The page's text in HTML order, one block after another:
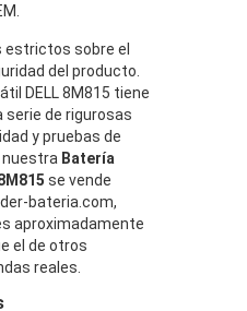
sobre el
del producto.
DELL 8M815 tiene
serie de rigurosas
y pruebas de
nuestra Batería
se vende
bateria.com,
aproximadamente
el de otros
reales.